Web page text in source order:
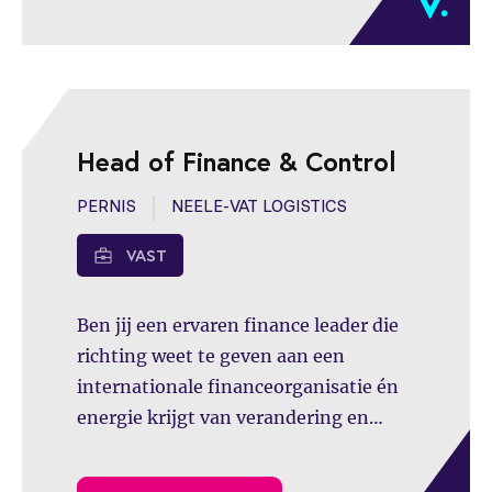
Head of Finance & Control
PERNIS NEELE-VAT LOGISTICS
VAST
Ben jij een ervaren finance leader die
richting weet te geven aan een
internationale financeorganisatie én
energie krijgt van verandering en
te maken binnen Neele-Vat Logistics.